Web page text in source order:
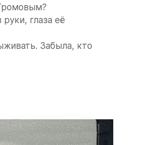
глаза её
Забыла, кто